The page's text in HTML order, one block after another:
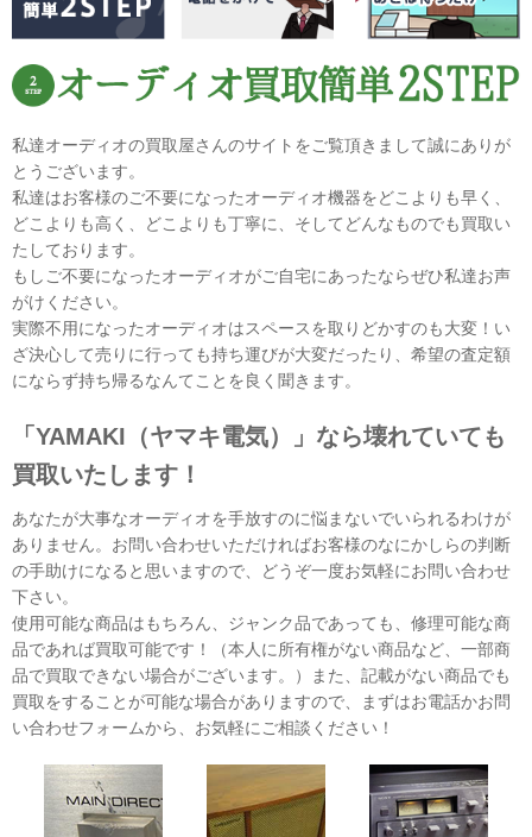
私達オーディオの買取屋さんのサイトをご覧頂きまして誠にありが
とうございます。
私達はお客様のご不要になったオーディオ機器をどこよりも早く、
どこよりも高く、どこよりも丁寧に、そしてどんなものでも買取い
たしております。
もしご不要になったオーディオがご自宅にあったならぜひ私達お声
がけください。
実際不用になったオーディオはスペースを取りどかすのも大変！い
ざ決心して売りに行っても持ち運びが大変だったり、希望の査定額
にならず持ち帰るなんてことを良く聞きます。
「YAMAKI（ヤマキ電気）」なら壊れていても
買取いたします！
あなたが大事なオーディオを手放すのに悩まないでいられるわけが
ありません。お問い合わせいただければお客様のなにかしらの判断
の手助けになると思いますので、どうぞ一度お気軽にお問い合わせ
下さい。
使用可能な商品はもちろん、ジャンク品であっても、修理可能な商
品であれば買取可能です！（本人に所有権がない商品など、一部商
品で買取できない場合がございます。）また、記載がない商品でも
買取をすることが可能な場合がありますので、まずはお電話かお問
い合わせフォームから、お気軽にご相談ください！